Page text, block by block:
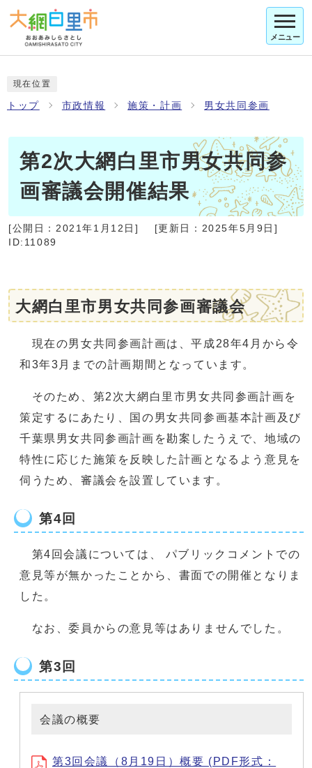
メニュー
現在位置
トップ 市政情報 施策・計画 男女共同参画
第2次大網白里市男女共同参
画審議会開催結果
[公開日： 2021年1月12日 ] [更新日： 2025年5月9日]
ID:11089
大網白里市男女共同参画審議会
現在の男女共同参画計画は、平成28年4月から令
和3年3月までの計画期間となっています。
そのため、第2次大網白里市男女共同参画計画を
策定するにあたり、国の男女共同参画基本計画及び
千葉県男女共同参画計画を勘案したうえで、地域の
特性に応じた施策を反映した計画となるよう意見を
伺うため、審議会を設置しています。
第4回
第4回会議については、 パブリックコメントでの
意見等が無かったことから、書面での開催となりま
した。
なお、委員からの意見等はありませんでした。
第3回
会議の概要
第3回会議（8月19日）概要 (PDF形式：